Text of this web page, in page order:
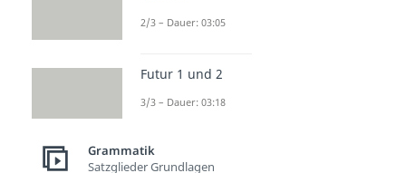
2/3 – Dauer: 03:05
Futur 1 und 2
3/3 – Dauer: 03:18
Grammatik
Satzglieder Grundlagen